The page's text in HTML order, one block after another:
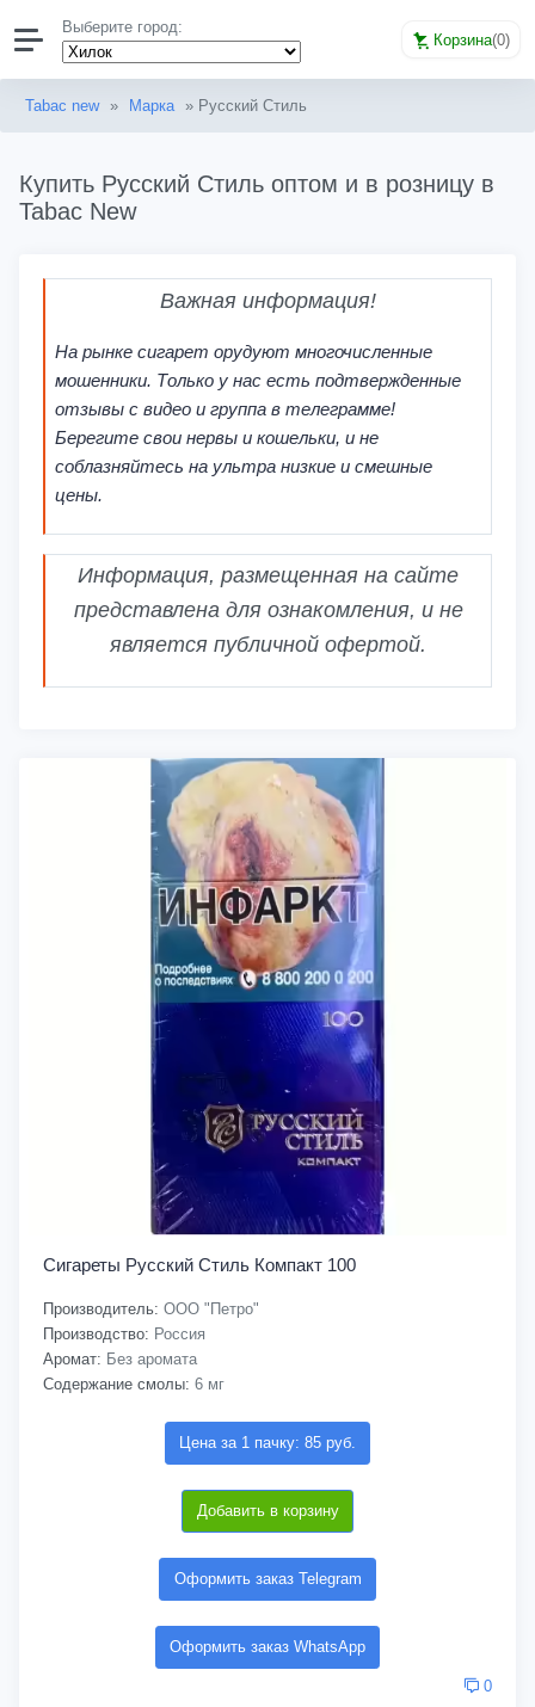
Выберите город:
Корзина(0)
Tabac new » Марка » Русский Стиль
Купить Русский Стиль оптом и в розницу в
Tabac New
Важная информация!
На рынке сигарет орудуют многочисленные
мошенники. Только у нас есть подтвержденные
отзывы с видео и группа в телеграмме!
Берегите свои нервы и кошельки, и не
соблазняйтесь на ультра низкие и смешные
цены.
Информация, размещенная на сайте
представлена для ознакомления, и не
является публичной офертой.
Сигареты Русский Стиль Компакт 100
Производитель: ООО "Петро"
Производство: Россия
Аромат: Без аромата
Содержание смолы: 6 мг
Цена за 1 пачку: 85 руб.
Добавить в корзину
Оформить заказ Telegram
Оформить заказ WhatsApp
0